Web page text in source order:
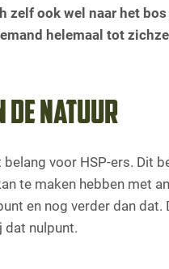
zelf ook wel naar het
helemaal tot
de natuur
belang voor HSP-ers. Dit
te maken hebben met
en nog verder dan
nulpunt.